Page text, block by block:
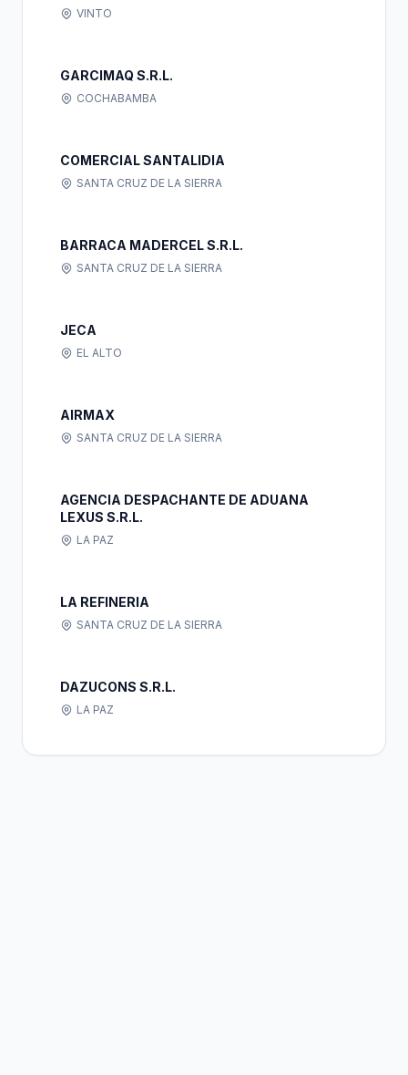
VINTO
GARCIMAQ S.R.L.
COCHABAMBA
COMERCIAL SANTALIDIA
SANTA CRUZ DE LA SIERRA
BARRACA MADERCEL S.R.L.
SANTA CRUZ DE LA SIERRA
JECA
EL ALTO
AIRMAX
SANTA CRUZ DE LA SIERRA
AGENCIA DESPACHANTE DE ADUANA
LEXUS S.R.L.
LA PAZ
LA REFINERIA
SANTA CRUZ DE LA SIERRA
DAZUCONS S.R.L.
LA PAZ